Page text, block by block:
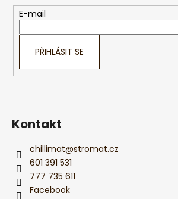
E-mail
PŘIHLÁSIT SE
Kontakt
chillimat@stromat.cz
601 391 531
777 735 611
Facebook